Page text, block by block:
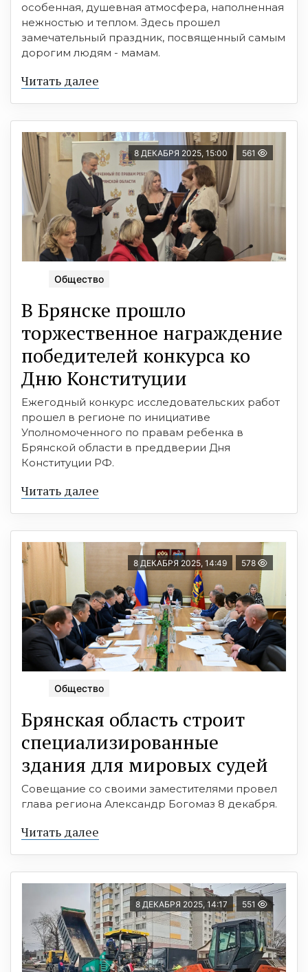
особенная, душевная атмосфера, наполненная
нежностью и теплом. Здесь прошел
замечательный праздник, посвященный самым
дорогим людям - мамам.
Читать далее
8 ДЕКАБРЯ 2025, 15:00 561
Общество
В Брянске прошло
торжественное награждение
победителей конкурса ко
Дню Конституции
Ежегодный конкурс исследовательских работ
прошел в регионе по инициативе
Уполномоченного по правам ребенка в
Брянской области в преддверии Дня
Конституции РФ.
Читать далее
8 ДЕКАБРЯ 2025, 14:49 578
Общество
Брянская область строит
специализированные
здания для мировых судей
Совещание со своими заместителями провел
глава региона Александр Богомаз 8 декабря.
Читать далее
8 ДЕКАБРЯ 2025, 14:17 551